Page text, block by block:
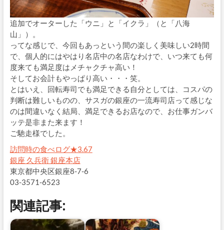
追加でオーターした「ウニ」と「イクラ」（と「八海
山」）。
ってな感じで、今回もあっという間の楽しく美味しい2時間
で、個人的にはやはり名店中の名店なわけで、いつ来ても何
度来ても満足度はメチャクチャ高い！
そしてお会計もやっぱり高い・・・笑。
とはいえ、回転寿司でも満足できる自分としては、コスパの
判断は難しいものの、サスガの銀座の一流寿司店って感じな
のは間違いなく結局、満足できるお店なので、お仕事ガンバ
ッテ是非また来ます！
ご馳走様でした。
訪問時の食べログ★3.67
銀座 久兵衛 銀座本店
東京都中央区銀座8-7-6
03-3571-6523
関連記事: